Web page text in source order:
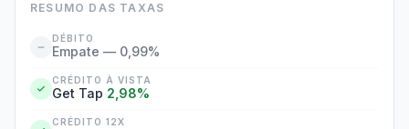
RESUMO DAS TAXAS
DÉBITO
Empate — 0,99%
CRÉDITO À VISTA
Get Tap 2,98%
CRÉDITO 12X